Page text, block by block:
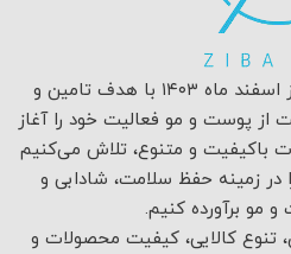
فروشگاه اینترنتی زیبا فام از اسفند ماه ۱۴۰۳ با هدف تامین و
از پوست و مو فعالیت خود را آغاز
باکیفیت و متنوع، تلاش می‌کنیم
در زمینه حفظ سلامت، شادابی و
مو برآورده کنیم.
تنوع کالایی، کیفیت محصولات و